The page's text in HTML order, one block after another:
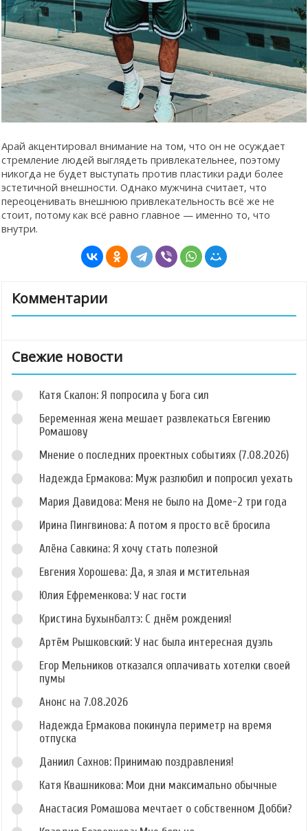
Арай акцентировал внимание на том, что он не осуждает
стремление людей выглядеть привлекательнее, поэтому
никогда не будет выступать против пластики ради более
эстетичной внешности. Однако мужчина считает, что
переоценивать внешнюю привлекательность всё же не
стоит, потому как всё равно главное — именно то, что
внутри.
Комментарии
Свежие новости
Катя Скалон: Я попросила у Бога сил
Беременная жена мешает развлекаться Евгению
Ромашову
Мнение о последних проектных событиях (7.08.2026)
Надежда Ермакова: Муж разлюбил и попросил уехать
Мария Давидова: Меня не было на Доме-2 три года
Ирина Пингвинова: А потом я просто всё бросила
Алёна Савкина: Я хочу стать полезной
Евгения Хорошева: Да, я злая и мстительная
Юлия Ефременкова: У нас гости
Кристина Бухынбалтэ: С днём рождения!
Артём Рышковский: У нас была интересная дуэль
Егор Мельников отказался оплачивать хотелки своей
пумы
Анонс на 7.08.2026
Надежда Ермакова покинула периметр на время
отпуска
Даниил Сахнов: Принимаю поздравления!
Катя Квашникова: Мои дни максимально обычные
Анастасия Ромашова мечтает о собственном Добби?